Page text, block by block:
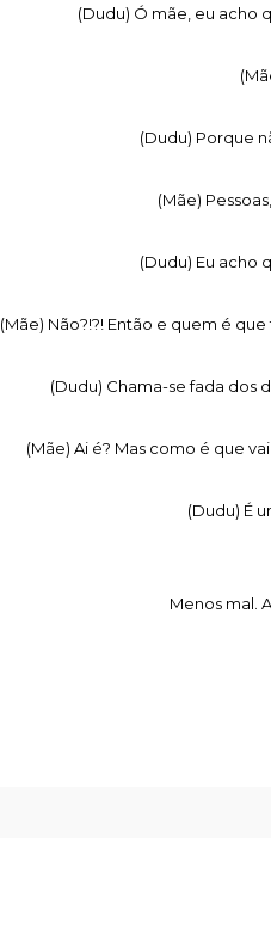
(Dudu) Ó mãe, eu acho
(Dudu) Porque
(Mãe)
(Dudu) Eu acho
(Mãe) Não?!?! Então e quem é
(Dudu) Chama-se fada dos
(Mãe) Ai é? Mas como é que
(Dudu) É
Menos mal.